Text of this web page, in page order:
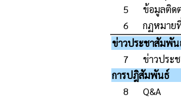
5
ข้อมูลติด
6
กฏหมาย
ข่าวประชาสัมพั
7
ข่าวประ
การปฎิสัมพันธ์
8
Q&A